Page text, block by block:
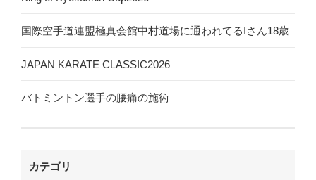
国際空手道連盟極真会館中村道場に通われてるIさん18歳
JAPAN KARATE CLASSIC2026
バトミントン選手の腰痛の施術
カテゴリ